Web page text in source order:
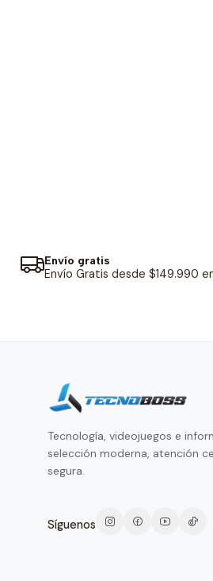
Envío gratis
Envío Gratis desde $149.990
Tecnología, videojuegos e
selección moderna, atención
segura.
Síguenos